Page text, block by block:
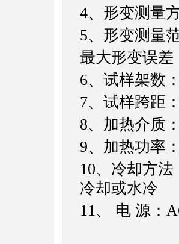
4、形变测量
5、形变测量
最大形变误差
6、试样架数
7、试样跨距
8、加热介质
9、加热功率
10、冷却方
冷却或水冷
11、 电 源：